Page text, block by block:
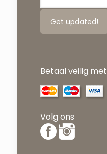
Betaal veilig met
Volg ons